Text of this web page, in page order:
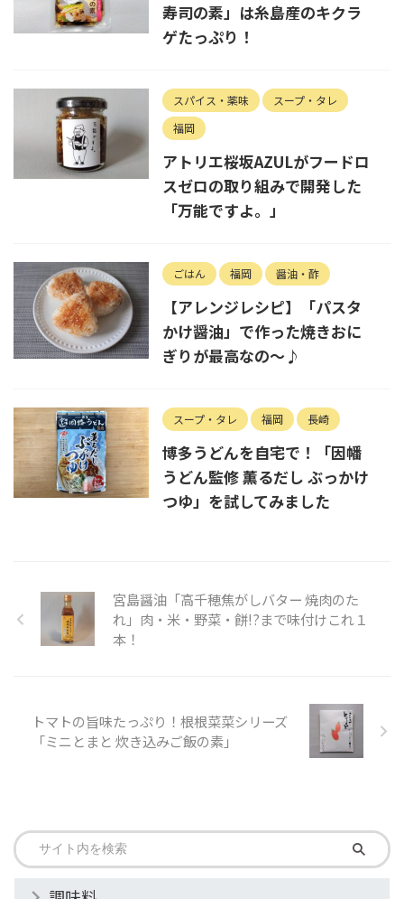
寿司の素」は糸島産のキクラ
ゲたっぷり！
スパイス・薬味
スープ・タレ
福岡
アトリエ桜坂AZULがフードロ
スゼロの取り組みで開発した
「万能ですよ。」
ごはん 福岡 醤油・酢
【アレンジレシピ】「パスタ
かけ醤油」で作った焼きおに
ぎりが最高なの～♪
スープ・タレ 福岡 長崎
博多うどんを自宅で！「因幡
うどん監修 薫るだし ぶっかけ
つゆ」を試してみました
宮島醤油「高千穂焦がしバター 焼肉のた
れ」肉・米・野菜・餅!?まで味付けこれ１
本！
トマトの旨味たっぷり！根根菜菜シリーズ
「ミニとまと 炊き込みご飯の素」